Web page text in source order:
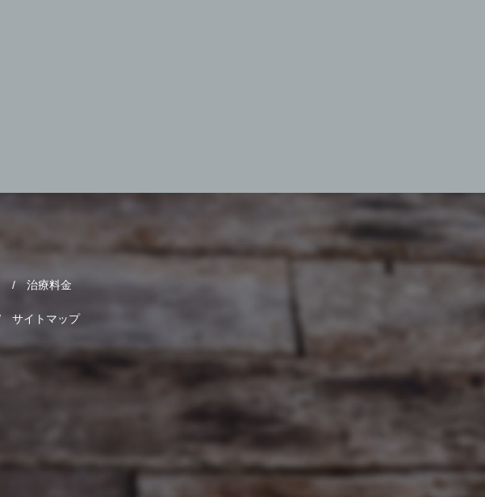
治療料金
サイトマップ